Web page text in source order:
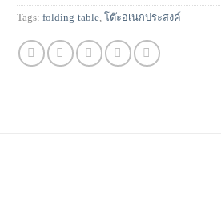
Tags: folding-table, โต๊ะอเนกประสงค์